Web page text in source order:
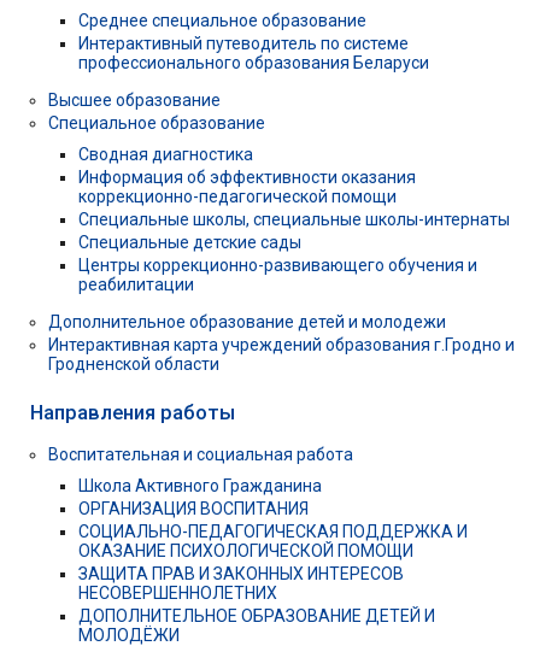
Среднее специальное образование
Интерактивный путеводитель по системе
профессионального образования Беларуси
Высшее образование
Специальное образование
Сводная диагностика
Информация об эффективности оказания
коррекционно-педагогической помощи
Специальные школы, специальные школы-интернаты
Специальные детские сады
Центры коррекционно-развивающего обучения и
реабилитации
Дополнительное образование детей и молодежи
Интерактивная карта учреждений образования г.Гродно и
Гродненской области
Направления работы
Воспитательная и социальная работа
Школа Активного Гражданина
ОРГАНИЗАЦИЯ ВОСПИТАНИЯ
СОЦИАЛЬНО-ПЕДАГОГИЧЕСКАЯ ПОДДЕРЖКА И
ОКАЗАНИЕ ПСИХОЛОГИЧЕСКОЙ ПОМОЩИ
ЗАЩИТА ПРАВ И ЗАКОННЫХ ИНТЕРЕСОВ
НЕСОВЕРШЕННОЛЕТНИХ
ДОПОЛНИТЕЛЬНОЕ ОБРАЗОВАНИЕ ДЕТЕЙ И
МОЛОДЁЖИ